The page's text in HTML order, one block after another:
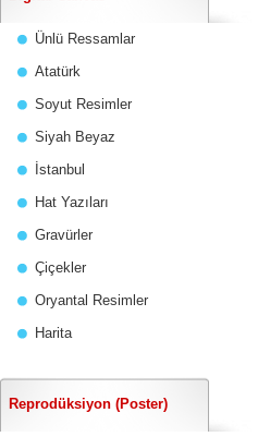
Ünlü Ressamlar
Atatürk
Soyut Resimler
Siyah Beyaz
İstanbul
Hat Yazıları
Gravürler
Çiçekler
Oryantal Resimler
Harita
Reprodüksiyon (Poster)